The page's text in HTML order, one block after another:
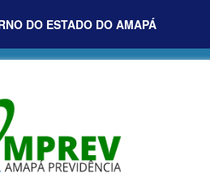
DO ESTADO DO AMAPÁ